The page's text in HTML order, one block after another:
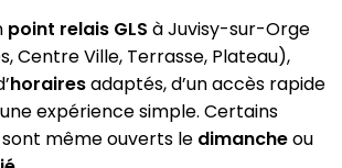
point relais GLS à Juvisy-sur-Orge
Centre Ville, Terrasse, Plateau),
horairesadaptés, d’un accès rapide
expérience simple. Certains
même ouverts le dimancheou